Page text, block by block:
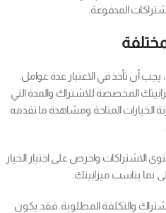
المدفوعة.
يجب أن تأخذ في الاعتبار عدة عوامل.
المخصصة للاشتراك والمدة التي
المتاحة ومشاهدة ما تقدمه
الاشتراكات واحرص على اختيار الخيار
بما يناسب ميزانيتك.
والتكلفة المطلوبة. فقد يكون